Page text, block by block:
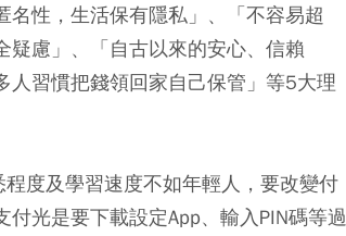
性，生活保有隱私」、「不容易超
疑慮」、「自古以來的安心、信賴
人習慣把錢領回家自己保管」等5大理
度及學習速度不如年輕人，要改變付
光是要下載設定App、輸入PIN碼等過